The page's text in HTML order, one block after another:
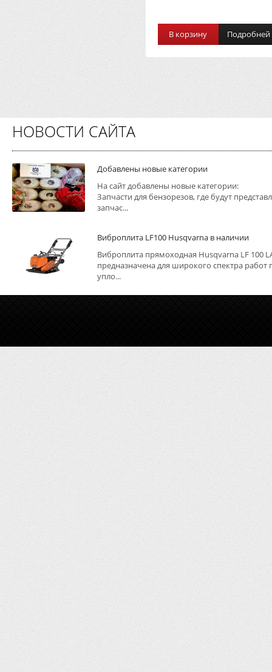
В корзину Подробней
НОВОСТИ САЙТА
Добавлены новые категории
На сайт добавлены новые категории:
Запчасти для бензорезов, где будут
запчас...
Виброплита LF100 Husqvarna в наличии
Виброплита прямоходная Husqvarna LF 100
предназначена для широкого спектра работ
упло...